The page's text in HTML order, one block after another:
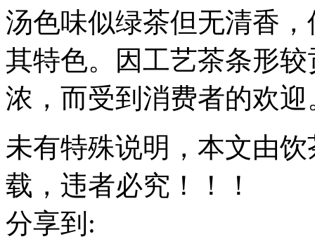
汤色味似绿茶但无清香
其特色。因工艺茶条形
浓，而受到消费者的欢迎
未有特殊说明，本文由
载，违者必究！！！
分享到: